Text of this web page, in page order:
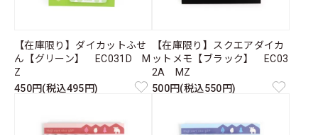
【在庫限り】ダイカットふせ
ん【グリーン】 EC031D M
Z
450円(税込495円)
【在庫限り】スクエアダイカ
ットメモ【ブラック】 EC03
2A MZ
500円(税込550円)